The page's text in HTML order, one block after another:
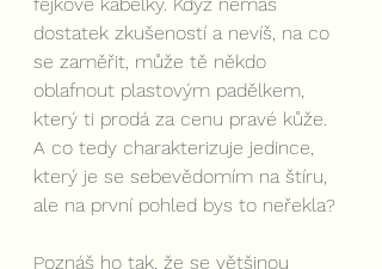
dostatek zkušeností a nevíš, na co
se zaměřit, může tě někdo
oblafnout plastovým padělkem,
který ti prodá za cenu pravé kůže.
A co tedy charakterizuje jedince,
který je se sebevědomím na štíru,
ale na první pohled bys to neřekla?
Poznáš ho tak, že se většinou